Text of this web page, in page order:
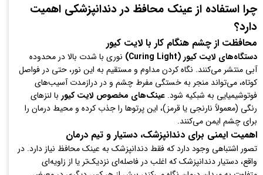
چرا استفاده از عینک محافظ در دندانپزشکی اهمیت
دارد؟
محافظت از چشم هنگام کار با لایت کیور
دستگاه‌های لایت کیور (Curing Light)
نوری با شدت بالا در محدوده
آبی منتشر می‌کنند. نگاه کردن مداوم و مستقیم به این نور، حتی در فواصل
کوتاه، می‌تواند منجر به خستگی مفرط چشم و در درازمدت آسیب‌های
فوتوشیمیایی به شبکیه شود. عینک‌های مخصوص لایت کیور با لنزهای
رنگی (معمولاً نارنجی یا قرمز)، این پرتوها را جذب کرده و محیط درمان را
برای چشم ایمن می‌کنند.
اهمیت ایمنی برای دندانپزشک، دستیار و تیم درمان
تصور اشتباهی وجود دارد که فقط دندانپزشک به عینک محافظ نیاز دارد. در
واقع، دستیار دندانپزشک که اغلب در فاصله‌ای نزدیک‌تر یا از زاویه‌ای